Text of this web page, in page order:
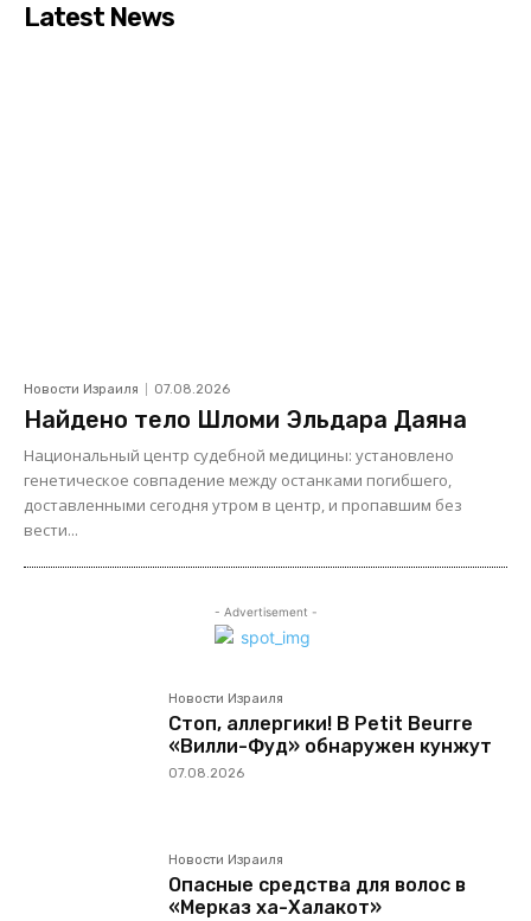
Latest News
Новости Израиля 07.08.2026
Найдено тело Шломи Эльдара Даяна
Национальный центр судебной медицины: установлено
генетическое совпадение между останками погибшего,
доставленными сегодня утром в центр, и пропавшим без
вести...
- Advertisement -
Новости Израиля
Стоп, аллергики! В Petit Beurre
«Вилли-Фуд» обнаружен кунжут
07.08.2026
Новости Израиля
Опасные средства для волос в
«Мерказ ха-Халакот»